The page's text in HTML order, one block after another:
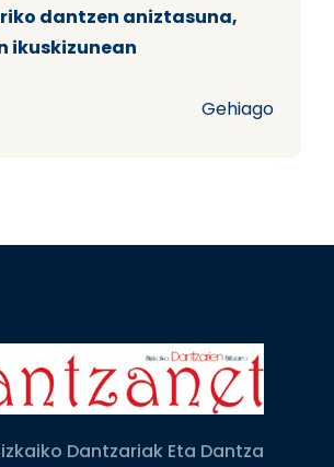
dantzen aniztasuna,
ikuskizunean
Gehiago
Dantzariak Eta Dantza